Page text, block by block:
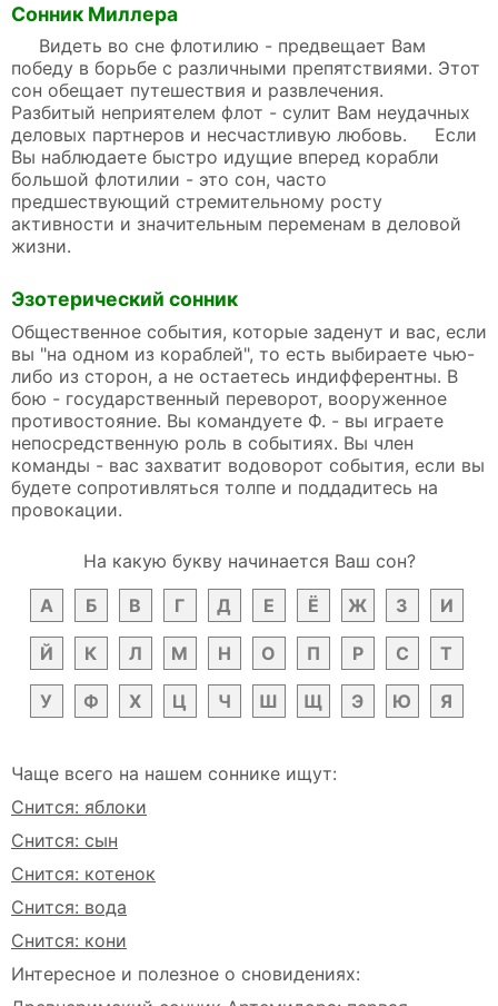
Сонник Миллера
Видеть во сне флотилию - предвещает Вам
победу в борьбе с различными препятствиями. Этот
сон обещает путешествия и развлечения.
Разбитый неприятелем флот - сулит Вам неудачных
деловых партнеров и несчастливую любовь. Если
Вы наблюдаете быстро идущие вперед корабли
большой флотилии - это сон, часто
предшествующий стремительному росту
активности и значительным переменам в деловой
жизни.
Эзотерический сонник
Общественное события, которые заденут и вас, если
вы "на одном из кораблей", то есть выбираете чью-
либо из сторон, а не остаетесь индифферентны. В
бою - государственный переворот, вооруженное
противостояние. Вы командуете Ф. - вы играете
непосредственную роль в событиях. Вы член
команды - вас захватит водоворот события, если вы
будете сопротивляться толпе и поддадитесь на
провокации.
На какую букву начинается Ваш сон?
А
Б В Г Д Е Ё Ж З И
Й К Л М Н О П Р С Т
У Ф Х Ц Ч Ш Щ Э Ю Я
Чаще всего на нашем соннике ищут:
Снится: яблоки
Снится: сын
Снится: котенок
Снится: вода
Снится: кони
Интересное и полезное о сновидениях: